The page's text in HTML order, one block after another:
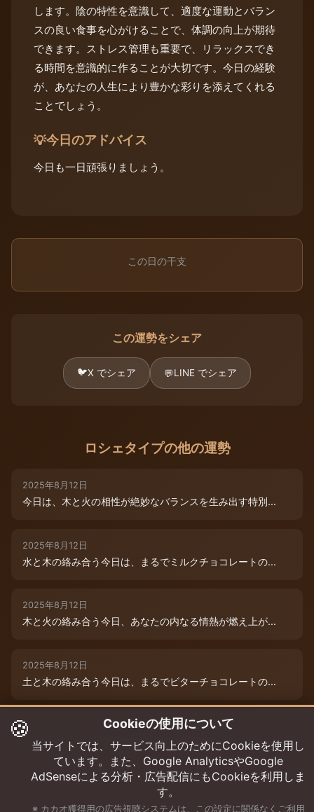
します。陰の特性を意識して、適度な運動とバラン
スの良い食事を心がけることで、体調の向上が期待
できます。ストレス管理も重要で、リラックスでき
る時間を意識的に作ることが大切です。今日の経験
が、あなたの人生により豊かな彩りを添えてくれる
ことでしょう。
💡今日のアドバイス
今日も一日頑張りましょう。
この日の干支
この運勢をシェア
🐦X でシェア 💬LINE でシェア
ロシェタイプの他の運勢
2025年8月12日
今日は、木と火の相性が絶妙なバランスを生み出す特別...
2025年8月12日
水と木の絡み合う今日は、まるでミルクチョコレートの...
2025年8月12日
木と火の絡み合う今日、あなたの内なる情熱が燃え上が...
2025年8月12日
土と木の絡み合う今日は、まるでビターチョコレートの...
2025年8月12日
今日は、水と木の微妙な絡み合いが運命を彩ります。チ...
🍪 Cookieの使用について
当サイトでは、サービス向上のためにCookieを使用し
ています。また、Google AnalyticsやGoogle
AdSenseによる分析・広告配信にもCookieを利用しま
す。
※ カカオ獲得用の広告視聴システムは、この設定に関係なくご利用